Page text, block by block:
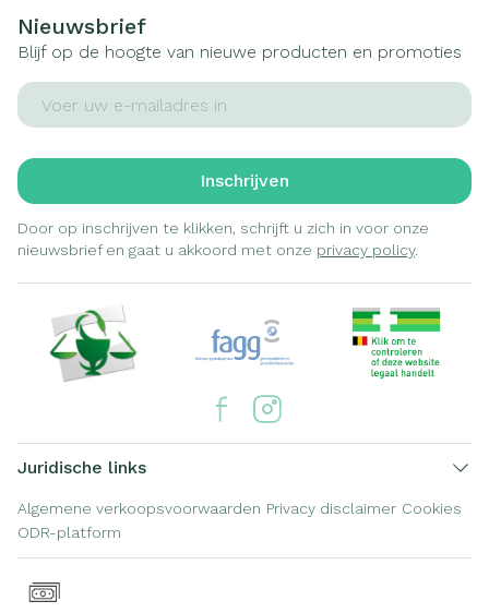
Nieuwsbrief
Blijf op de hoogte van nieuwe producten en promoties
E-mail adres
Inschrijven
Door op inschrijven te klikken, schrijft u zich in voor onze
nieuwsbrief en gaat u akkoord met onze privacy policy.
Juridische links
Algemene verkoopsvoorwaarden Privacy disclaimer Cookies
ODR-platform